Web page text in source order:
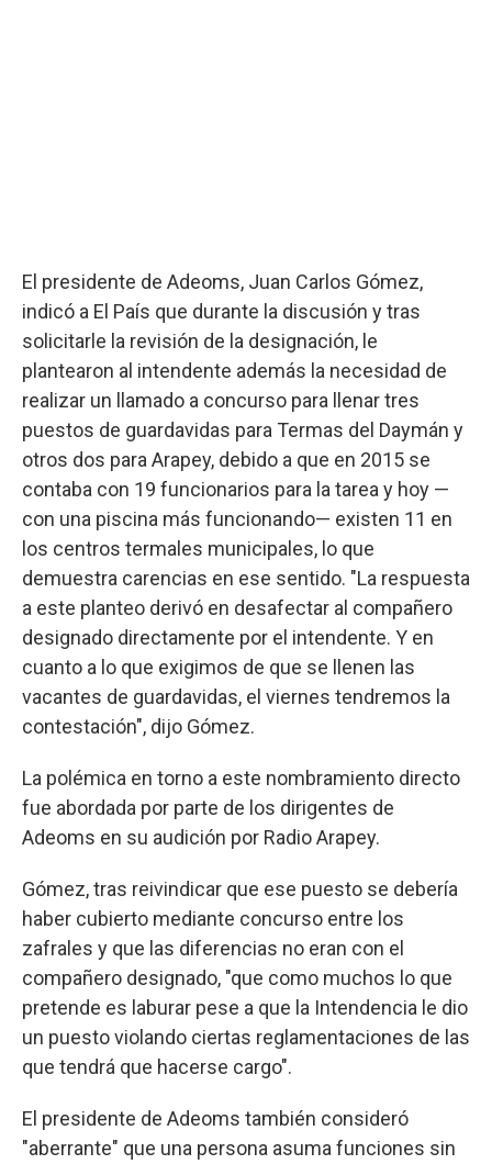
El presidente de Adeoms, Juan Carlos Gómez,
indicó a El País que durante la discusión y tras
solicitarle la revisión de la designación, le
plantearon al intendente además la necesidad de
realizar un llamado a concurso para llenar tres
puestos de guardavidas para Termas del Daymán y
otros dos para Arapey, debido a que en 2015 se
contaba con 19 funcionarios para la tarea y hoy —
con una piscina más funcionando— existen 11 en
los centros termales municipales, lo que
demuestra carencias en ese sentido. "La respuesta
a este planteo derivó en desafectar al compañero
designado directamente por el intendente. Y en
cuanto a lo que exigimos de que se llenen las
vacantes de guardavidas, el viernes tendremos la
contestación", dijo Gómez.
La polémica en torno a este nombramiento directo
fue abordada por parte de los dirigentes de
Adeoms en su audición por Radio Arapey.
Gómez, tras reivindicar que ese puesto se debería
haber cubierto mediante concurso entre los
zafrales y que las diferencias no eran con el
compañero designado, "que como muchos lo que
pretende es laburar pese a que la Intendencia le dio
un puesto violando ciertas reglamentaciones de las
que tendrá que hacerse cargo".
El presidente de Adeoms también consideró
"aberrante" que una persona asuma funciones sin